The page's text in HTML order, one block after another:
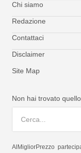
Chi siamo
Redazione
Contattaci
Disclaimer
Site Map
Non hai trovato
AlMigliorPrezzo